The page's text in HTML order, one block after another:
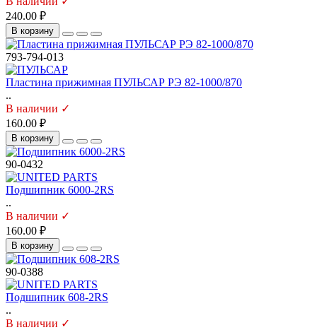
240.00 ₽
В корзину
793-794-013
Пластина прижимная ПУЛЬСАР РЭ 82-1000/870
..
В наличии ✓
160.00 ₽
В корзину
90-0432
Подшипник 6000-2RS
..
В наличии ✓
160.00 ₽
В корзину
90-0388
Подшипник 608-2RS
..
В наличии ✓